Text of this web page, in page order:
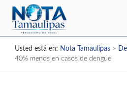
Usted está en: Nota Tamaulipas >
40% menos en casos de dengue